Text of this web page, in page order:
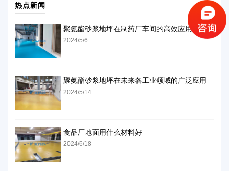
热点新闻
聚氨酯砂浆地坪在制药厂车间的高效应用
2024/5/6
聚氨酯砂浆地坪在未来各工业领域的广泛应用
2024/5/14
食品厂地面用什么材料好
2024/6/18